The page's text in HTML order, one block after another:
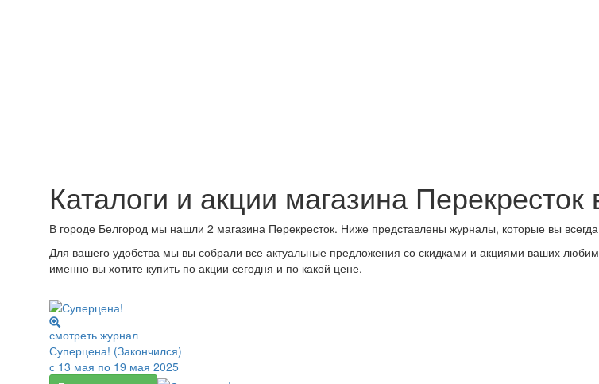
Каталоги и акции магазина Перекресток
В городе Белгород мы нашли 2 магазина Перекресток. Ниже представлены журналы, которые вы
Для вашего удобства мы вы собрали все актуальные предложения со скидками и акциями ваших
именно вы хотите купить по акции сегодня и по какой цене.
смотреть журнал
Суперцена! (Закончился)
с 13 мая по 19 мая 2025